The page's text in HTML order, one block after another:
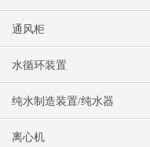
通风柜
水循环装置
纯水制造装置/纯水器
离心机